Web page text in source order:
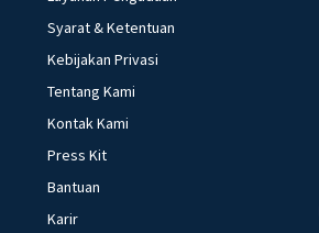
Syarat & Ketentuan
Kebijakan Privasi
Tentang Kami
Kontak Kami
Press Kit
Bantuan
Karir